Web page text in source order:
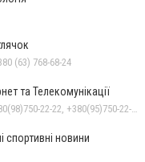
(63) 768-68-24
та Телекомунікації
спортивні новини